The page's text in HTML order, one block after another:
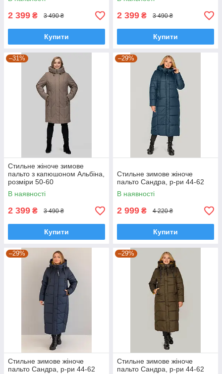
2 399 ₴ 3 490 ₴
Купити
2 399 ₴ 3 490 ₴
Купити
–31%
Стильне жіноче зимове
пальто з капюшоном Альбіна,
розміри 50-60
В наявності
2 399 ₴ 3 490 ₴
Купити
–29%
Стильне зимове жіноче
пальто Сандра, р-ри 44-62
В наявності
2 999 ₴ 4 220 ₴
Купити
–29%
Стильне зимове жіноче
пальто Сандра, р-ри 44-62
–29%
Стильне зимове жіноче
пальто Сандра, р-ри 44-62